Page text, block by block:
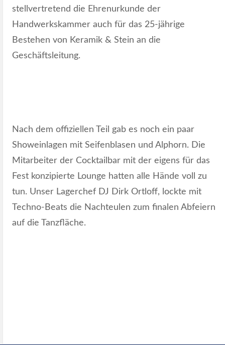
stellvertretend die Ehrenurkunde der
Handwerkskammer auch für das 25-jährige
Bestehen von Keramik & Stein an die
Geschäftsleitung.
Nach dem offiziellen Teil gab es noch ein paar
Showeinlagen mit Seifenblasen und Alphorn. Die
Mitarbeiter der Cocktailbar mit der eigens für das
Fest konzipierte Lounge hatten alle Hände voll zu
tun. Unser Lagerchef DJ Dirk Ortloff, lockte mit
Techno-Beats die Nachteulen zum finalen Abfeiern
auf die Tanzfläche.